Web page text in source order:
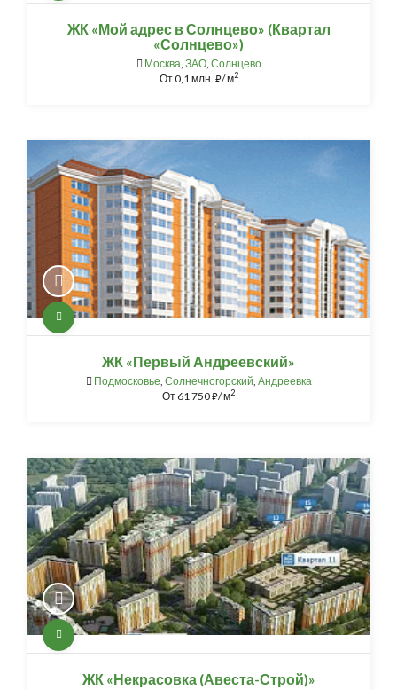
ЖК «Мой адрес в Солнцево» (Квартал
«Солнцево»)
Москва ЗАО, Солнцево
От0,1 млн. ⃏/ м2
ЖК «Первый Андреевский»
Подмосковье Солнечногорский Андреевка
От 61 750⃏/ м2
ЖК «Некрасовка (Авеста-Строй)»